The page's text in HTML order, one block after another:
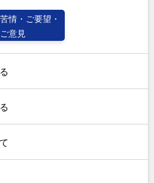
苦情・ご要望・
ご意見